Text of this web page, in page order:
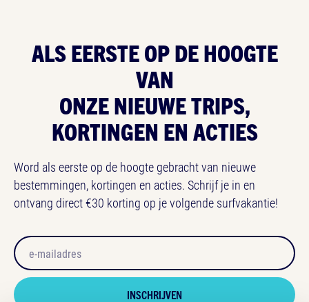
ALS EERSTE OPDE HOOGTE
VAN
ONZE NIEUWE TRIPS,
KORTINGEN EN ACTIES
Word als eerste op de hoogte gebracht van nieuwe
bestemmingen, kortingen en acties. Schrijf je in en
ontvang direct €30 korting op je volgende surfvakantie!
Email
Honeypot
INSCHRIJVEN